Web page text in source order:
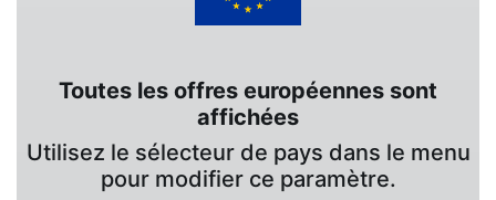
Toutes les offres européennes sont
affichées
Utilisez le sélecteur de pays dans le menu
pour modifier ce paramètre.